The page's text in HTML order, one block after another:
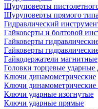
Шуруповерты
Шуруповерты прямого типа
Гидравлический
Гайковерты и болтовой
Гайковерты
Гайковерты
Гайкодержатели магнитные
Головки торцевые ударные
Ключи динамометрические
Ключи
Ключи ударные изогнутые
Ключи ударные прямые